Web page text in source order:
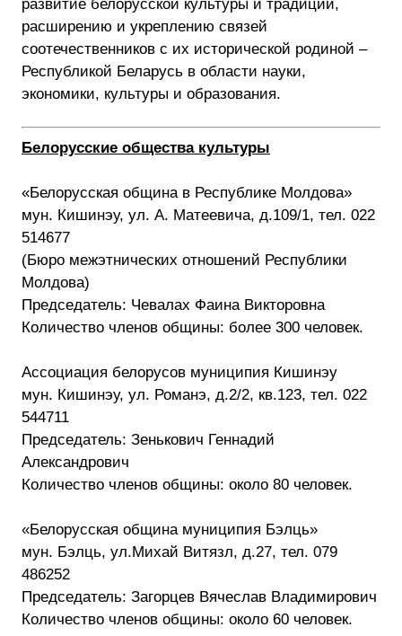
развитие белорусской культуры и традиций,
расширению и укреплению связей
соотечественников с их исторической родиной –
Республикой Беларусь в области науки,
экономики, культуры и образования.
Белорусские общества культуры
«Белорусская община в Республике Молдова»
мун. Кишинэу, ул. А. Матеевича, д.109/1, тел. 022
514677
(Бюро межэтнических отношений Республики
Молдова)
Председатель: Чевалах Фаина Викторовна
Количество членов общины: более 300 человек.
Ассоциация белорусов муниципия Кишинэу
мун. Кишинэу, ул. Романэ, д.2/2, кв.123, тел. 022
544711
Председатель: Зенькович Геннадий
Александрович
Количество членов общины: около 80 человек.
«Белорусская община муниципия Бэлць»
мун. Бэлць, ул.Михай Витязл, д.27, тел. 079
486252
Председатель: Загорцев Вячеслав Владимирович
Количество членов общины: около 60 человек.